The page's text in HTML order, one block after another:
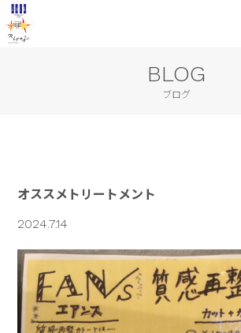
BLOG
ブログ
オススメトリートメント
2024.7.14